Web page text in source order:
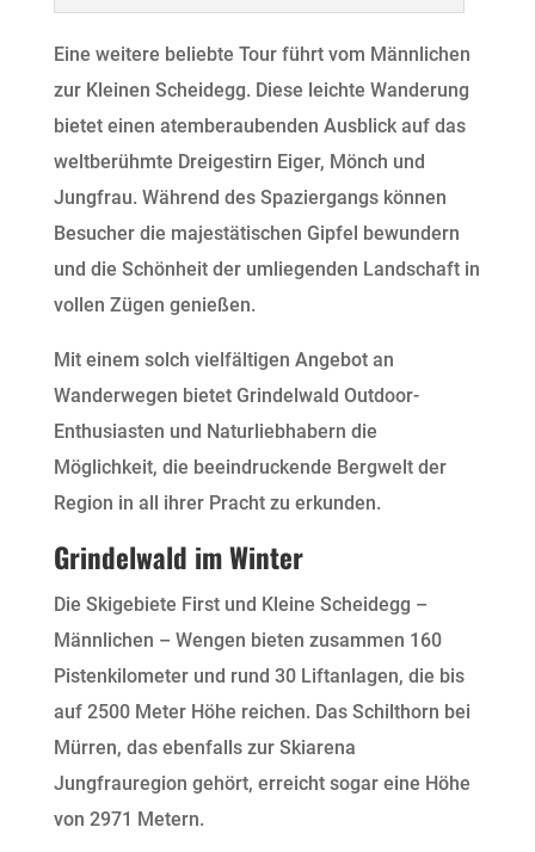
Eine weitere beliebte Tour führt vom Männlichen
zur Kleinen Scheidegg. Diese leichte Wanderung
bietet einen atemberaubenden Ausblick auf das
weltberühmte Dreigestirn Eiger, Mönch und
Jungfrau. Während des Spaziergangs können
Besucher die majestätischen Gipfel bewundern
und die Schönheit der umliegenden Landschaft in
vollen Zügen genießen.
Mit einem solch vielfältigen Angebot an
Wanderwegen bietet Grindelwald Outdoor-
Enthusiasten und Naturliebhabern die
Möglichkeit, die beeindruckende Bergwelt der
Region in all ihrer Pracht zu erkunden.
Grindelwald im Winter
Die Skigebiete First und Kleine Scheidegg –
Männlichen – Wengen bieten zusammen 160
Pistenkilometer und rund 30 Liftanlagen, die bis
auf 2500 Meter Höhe reichen. Das Schilthorn bei
Mürren, das ebenfalls zur Skiarena
Jungfrauregion gehört, erreicht sogar eine Höhe
von 2971 Metern.